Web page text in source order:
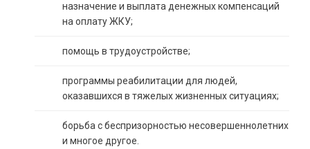
назначение и выплата денежных компенсаций
на оплату ЖКУ;
помощь в трудоустройстве;
программы реабилитации для людей,
оказавшихся в тяжелых жизненных ситуациях;
борьба с беспризорностью несовершеннолетних
и многое другое.